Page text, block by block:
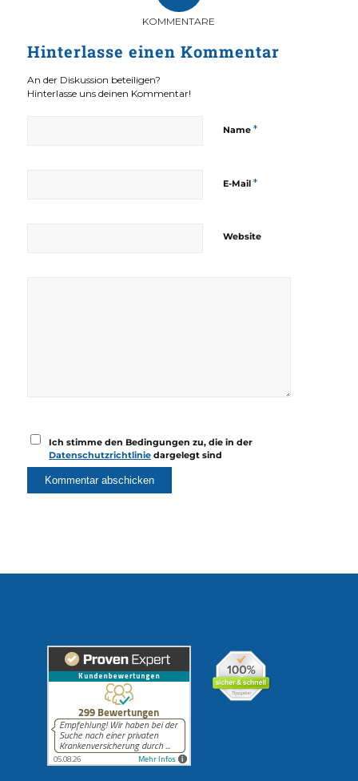
KOMMENTARE
Hinterlasse einen Kommentar
An der Diskussion beteiligen?
Hinterlasse uns deinen Kommentar!
Name *
E-Mail *
Website
Ich stimme den Bedingungen zu, die in der
Datenschutzrichtlinie dargelegt sind